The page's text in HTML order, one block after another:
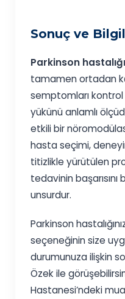
Sonuç ve
Parkinson
tamamen ortadan
semptomları
yükünü anlamlı
etkili bir
hasta seçimi,
titizlikle yürütülen
tedavinin
unsurdur.
Parkinson
seçeneğinin size
durumunuza ilişkin
Özek ile
Hastanesi’ndeki